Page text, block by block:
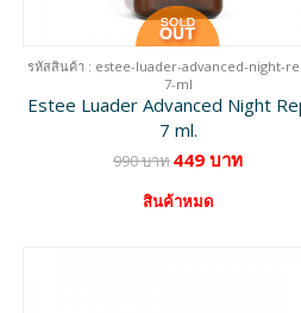
รหัสสินค้า : estee-luader-advanced-night-
7-ml
Estee Luader Advanced Night
7 ml.
990 บาท449 บาท
สินค้าหมด